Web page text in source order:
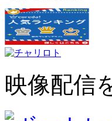
映像配信